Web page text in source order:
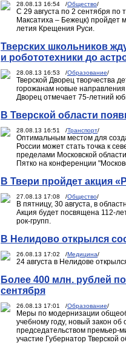
28.08.13 16:54 /Общество/
С 29 августа по 2 сентября по
Максатиха – Бежецк) пройдет
летия Крещения Руси.
Тверских школьников
и робототехники до
28.08.13 16:53 /Образование/
Тверской Дворец творчества
горожанам новые
Дворец отмечает 75-летний
В Тверской области
28.08.13 16:51 /Транспорт/
Оптимальным местом для
России может стать точка к
пределами Московской
Пятко на конференции
В Твери пройдет акция
27.08.13 17:08 /Общество/
В пятницу, 30 августа, в
Акция будет посвящена 112-
рок-групп.
В Нелидово открылся
26.08.13 17:02 /Медицина/
24 августа в Нелидове
Более 400 млн. рублей
сентября
26.08.13 17:01 /Образование/
Меры по модернизации
учебному году, новый закон
председательством премьер-
участие Губернатор Тверской